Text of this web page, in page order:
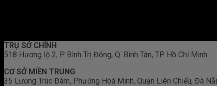
TRỤ SỞ CHÍNH
518 Hương lộ 2, P. Bình Trị Đông, Q. Bình Tân, TP. Hồ Chí Minh.
CƠ SỞ MIỀN TRUNG
35 Lương Trúc Đàm, Phường Hoà Minh, Quận Liên Chiểu, Đà